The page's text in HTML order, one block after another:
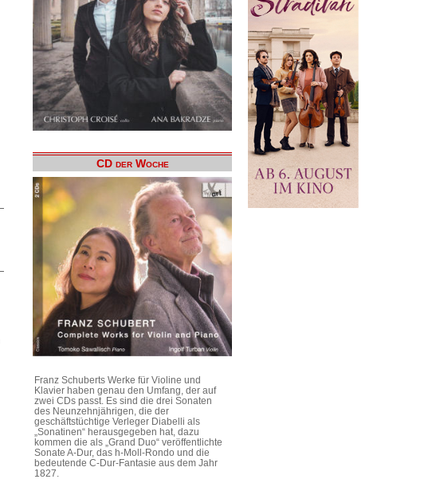
CD der Woche
Franz Schuberts Werke für Violine und
Klavier haben genau den Umfang, der auf
zwei CDs passt. Es sind die drei Sonaten
des Neunzehnjährigen, die der
geschäftstüchtige Verleger Diabelli als
„Sonatinen“ herausgegeben hat, dazu
kommen die als „Grand Duo“ veröffentlichte
Sonate A-Dur, das h-Moll-Rondo und die
bedeutende C-Dur-Fantasie aus dem Jahr
1827.